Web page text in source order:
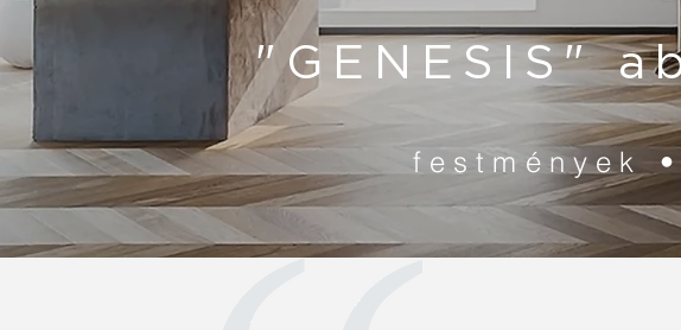
"GENESIS"
festmények